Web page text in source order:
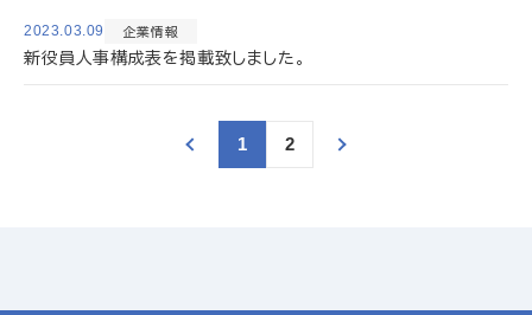
2023.03.09 企業情報
新役員人事構成表を掲載致しました。
1 2